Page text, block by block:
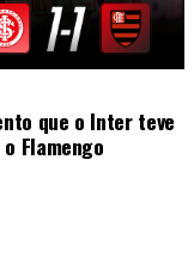
que o Inter teve
Flamengo